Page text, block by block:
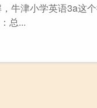
牛津小学英语3a这
总...